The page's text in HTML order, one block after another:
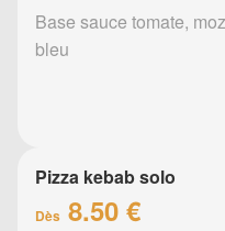
Base sauce tomate,
bleu
Pizza kebab solo
Dès 8.50 €